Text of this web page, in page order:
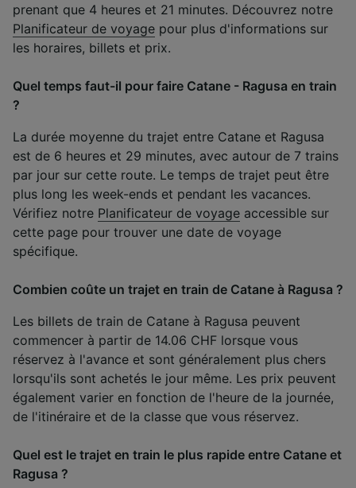
prenant que 4 heures et 21 minutes. Découvrez notre
Planificateur de voyage pour plus d'informations sur
les horaires, billets et prix.
Quel temps faut-il pour faire Catane - Ragusa en train
?
La durée moyenne du trajet entre Catane et Ragusa
est de 6 heures et 29 minutes, avec autour de 7 trains
par jour sur cette route. Le temps de trajet peut être
plus long les week-ends et pendant les vacances.
Vérifiez notre Planificateur de voyage accessible sur
cette page pour trouver une date de voyage
spécifique.
Combien coûte un trajet en train de Catane à Ragusa ?
Les billets de train de Catane à Ragusa peuvent
commencer à partir de 14.06 CHF lorsque vous
réservez à l'avance et sont généralement plus chers
lorsqu'ils sont achetés le jour même. Les prix peuvent
également varier en fonction de l'heure de la journée,
de l'itinéraire et de la classe que vous réservez.
Quel est le trajet en train le plus rapide entre Catane et
Ragusa ?